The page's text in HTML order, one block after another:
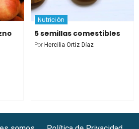
Nutrición
5 semillas comestibles
Por Hercilia Ortiz Díaz